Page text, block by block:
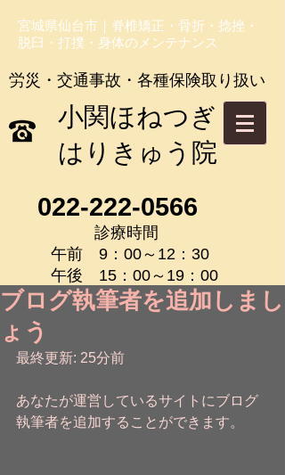
宮城県仙台市｜脊椎矯正・骨折・捻挫・
脱臼・打撲・身体のメンテナンス
労災・交通事故・各種保険取り扱い
​小関ほねつぎ
はりきゅう院
022-222-0566
診療時間
午前 9：00～12：30
午後 15：00～19：00
ブログ執筆者を追加しまし
ょう
最終更新: 25分前
あなたが運営しているサイトにブログ
執筆者を追加することができます。